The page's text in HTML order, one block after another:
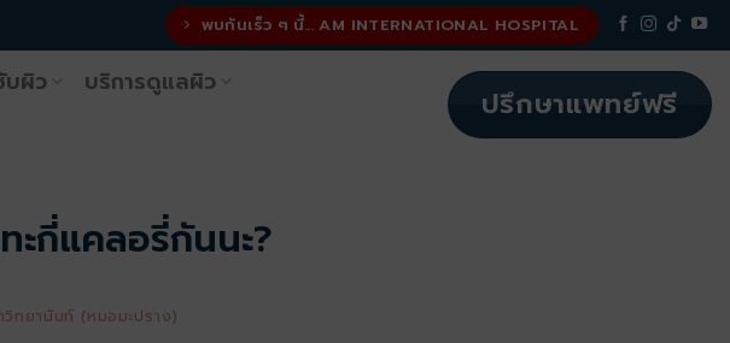
พบกันเร็ว ๆ นี้... AM INTERNATIONAL HOSPITAL
บผิว
บริการดูแลผิว
ปรึกษาแพทย์ฟรี
ะกี่แคลอรี่กันนะ?
ทยานันท์ (หมอมะปราง)